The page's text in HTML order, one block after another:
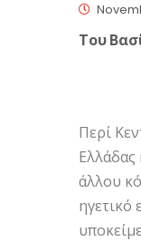
Του
Περί
Ελλάδας
άλλου